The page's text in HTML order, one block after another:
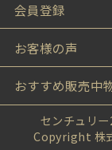
会員登録
お客様の声
おすすめ販売中
センチュリー
Copyright 株